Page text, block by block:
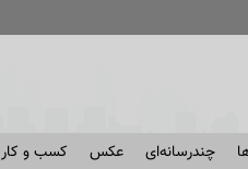
چندرسانه‌ای عکس کسب و کار